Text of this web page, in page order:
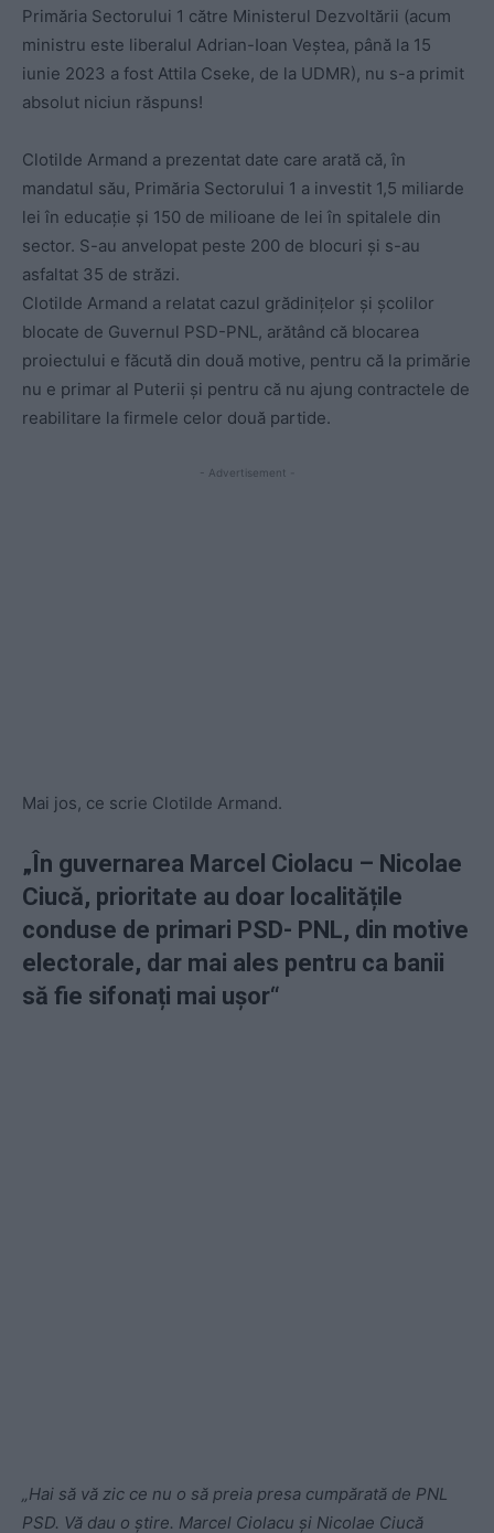
Primăria Sectorului 1 către Ministerul Dezvoltării (acum
ministru este liberalul Adrian-Ioan Veștea, până la 15
iunie 2023 a fost Attila Cseke, de la UDMR), nu s-a primit
absolut niciun răspuns!
Clotilde Armand a prezentat date care arată că, în
mandatul său, Primăria Sectorului 1 a investit 1,5 miliarde
lei în educație și 150 de milioane de lei în spitalele din
sector. S-au anvelopat peste 200 de blocuri și s-au
asfaltat 35 de străzi.
Clotilde Armand a relatat cazul grădinițelor și școlilor
blocate de Guvernul PSD-PNL, arătând că blocarea
proiectului e făcută din două motive, pentru că la primărie
nu e primar al Puterii și pentru că nu ajung contractele de
reabilitare la firmele celor două partide.
- Advertisement -
Mai jos, ce scrie Clotilde Armand.
„În guvernarea Marcel Ciolacu – Nicolae
Ciucă, prioritate au doar localitățile
conduse de primari PSD- PNL, din motive
electorale, dar mai ales pentru ca banii
să fie sifonați mai ușor“
„Hai să vă zic ce nu o să preia presa cumpărată de PNL
PSD. Vă dau o știre. Marcel Ciolacu și Nicolae Ciucă